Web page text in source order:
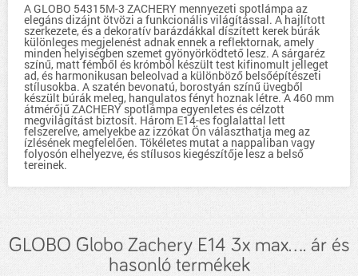
A GLOBO 54315M-3 ZACHERY mennyezeti spotlámpa az
elegáns dizájnt ötvözi a funkcionális világítással. A hajlított
szerkezete, és a dekoratív barázdákkal díszített kerek búrák
különleges megjelenést adnak ennek a reflektornak, amely
minden helyiségben szemet gyönyörködtető lesz. A sárgaréz
színű, matt fémből és krómból készült test kifinomult jelleget
ad, és harmonikusan beleolvad a különböző belsőépítészeti
stílusokba. A szatén bevonatú, borostyán színű üvegből
készült búrák meleg, hangulatos fényt hoznak létre. A 460 mm
átmérőjű ZACHERY spotlámpa egyenletes és célzott
megvilágítást biztosít. Három E14-es foglalattal lett
felszerelve, amelyekbe az izzókat Ön választhatja meg az
ízlésének megfelelően. Tökéletes mutat a nappaliban vagy
folyosón elhelyezve, és stílusos kiegészítője lesz a belső
tereinek.
GLOBO Globo Zachery E14 3x max.... ár és
hasonló termékek